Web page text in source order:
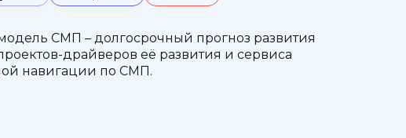
СМП – долгосрочный прогноз развития
драйверов её развития и сервиса
навигации по СМП.